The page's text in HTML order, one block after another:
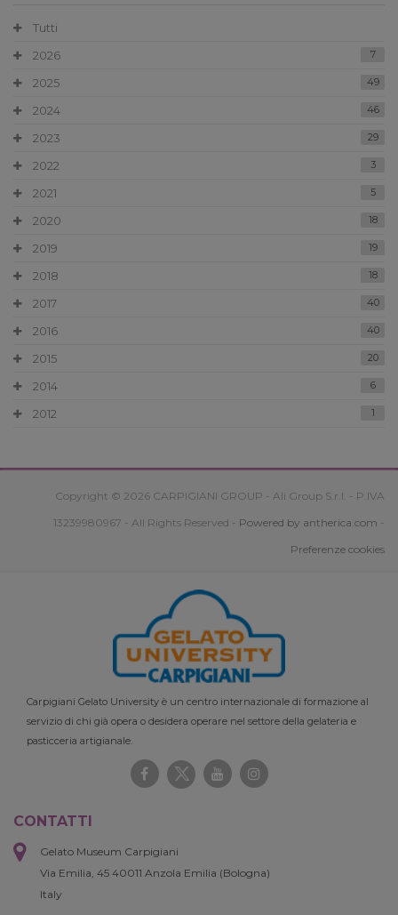
Tutti
2026
7
2025 49
2024 46
2023 29
2022 3
2021 5
2020 18
2019 19
2018 18
2017 40
2016 40
2015 20
2014 6
2012 1
Copyright © 2026 CARPIGIANI GROUP - Ali Group S.r.l. - P.IVA
13239980967 - All Rights Reserved - Powered by antherica.com -
Preferenze cookies
Carpigiani Gelato University è un centro internazionale di formazione al
servizio di chi già opera o desidera operare nel settore della gelateria e
pasticceria artigianale.
CONTATTI
Gelato Museum Carpigiani
Via Emilia, 45 40011 Anzola Emilia (Bologna)
Italy